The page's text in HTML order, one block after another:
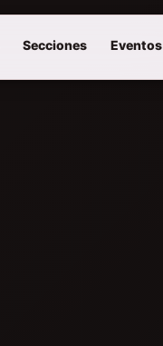
Secciones Eventos